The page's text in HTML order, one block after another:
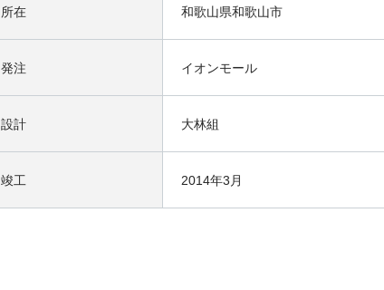
所在 和歌山県和歌山市
発注 イオンモール
設計 大林組
竣工 2014年3月